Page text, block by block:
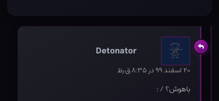
Detonator
۲۰ اسفند ۹۹ در ۸:۳۵ ق٫ظ
باهوش؟ / :